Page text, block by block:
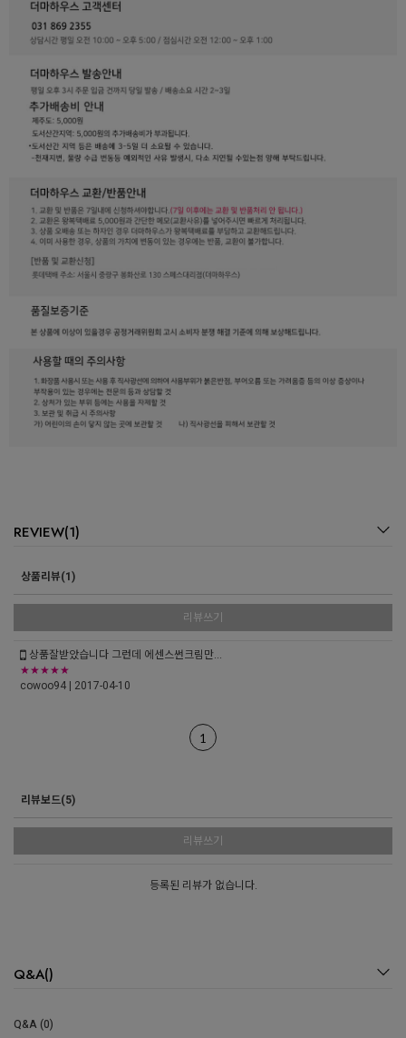
REVIEW(1)
상품리뷰(1)
리뷰쓰기
상품잘받았습니다 그런데 에센스썬크림만...
★★★★★
cowoo94 | 2017-04-10
1
리뷰보드(5)
리뷰쓰기
등록된 리뷰가 없습니다.
Q&A()
Q&A (0)